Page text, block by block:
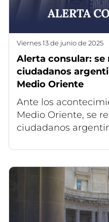
viernes 13 de junio de 2025
Alerta consular: se
ciudadanos
Medio Oriente
Ante los
Medio Oriente, se
ciudadanos